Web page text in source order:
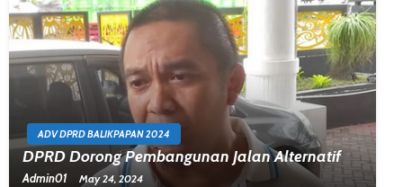
ADV DPRD BALIKPAPAN 2024
DPRD Dorong Pembangunan Jalan Alternatif
Admin01 May 24, 2024